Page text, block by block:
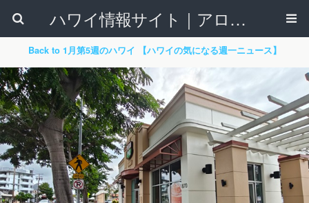
ハワイ情報サイト｜アロハタウンネット
Back to 1月第5週のハワイ 【ハワイの気になる週一ニュース】